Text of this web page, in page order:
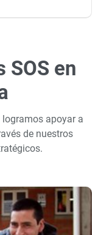
en
apoyar a
de nuestros